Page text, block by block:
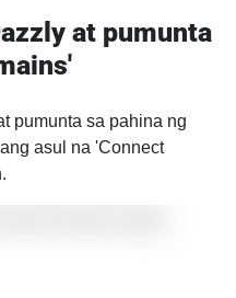
at pumunta
pumunta sa pahina ng
asul na 'Connect